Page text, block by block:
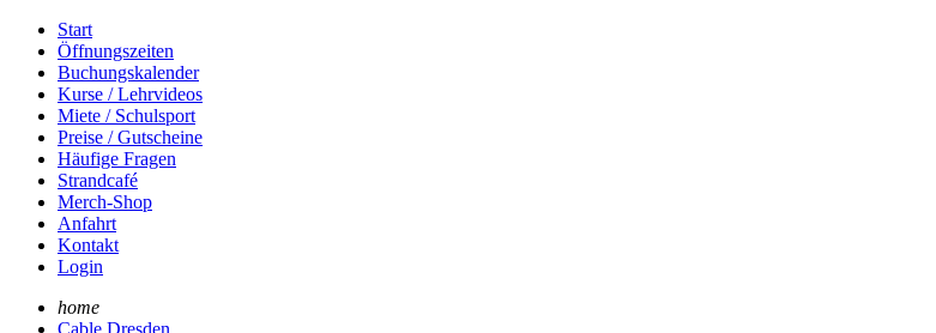
Start
Öffnungszeiten
Buchungskalender
Kurse / Lehrvideos
Miete / Schulsport
Preise / Gutscheine
Häufige Fragen
Strandcafé
Merch-Shop
Anfahrt
Kontakt
Login
home
Cable Dresden